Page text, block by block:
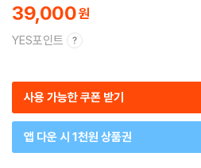
39,000
YES포인트
사용 가능한 쿠폰 받기
앱 다운 시 1천원 상품권